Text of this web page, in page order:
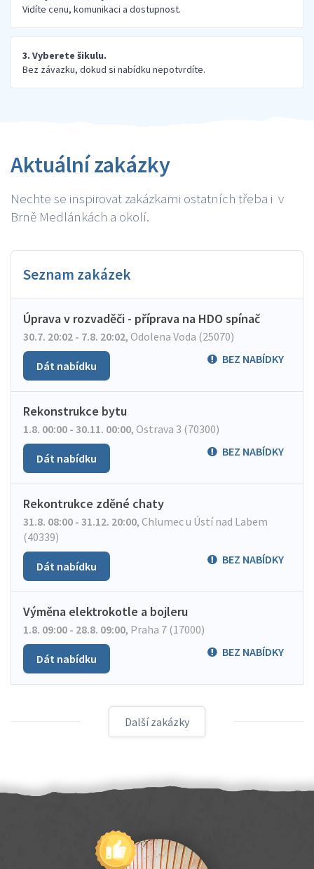
Vidíte cenu, komunikaci a dostupnost.
3. Vyberete šikulu.
Bez závazku, dokud si nabídku nepotvrdíte.
Aktuální zakázky
Nechte se inspirovat zakázkami ostatních třeba i v
Brně Medlánkách a okolí.
Seznam zakázek
Úprava v rozvaděči - příprava na HDO spínač
30.7. 20:02 - 7.8. 20:02, Odolena Voda (25070)
BEZ NABÍDKY
Dát nabídku
Rekonstrukce bytu
1.8. 00:00 - 30.11. 00:00, Ostrava 3 (70300)
BEZ NABÍDKY
Dát nabídku
Rekontrukce zděné chaty
31.8. 08:00 - 31.12. 20:00, Chlumec u Ústí nad Labem
(40339)
BEZ NABÍDKY
Dát nabídku
Výměna elektrokotle a bojleru
1.8. 09:00 - 28.8. 09:00, Praha 7 (17000)
BEZ NABÍDKY
Dát nabídku
Další zakázky